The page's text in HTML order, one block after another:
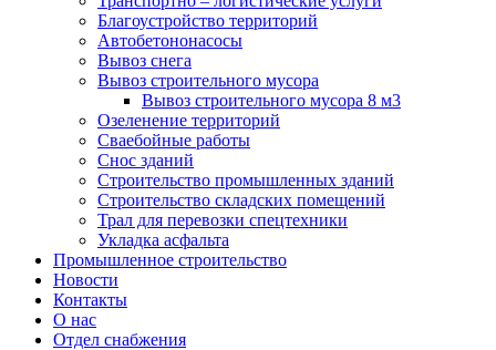
Благоустройство территорий
Автобетононасосы
Вывоз снега
Вывоз строительного мусора
Вывоз строительного мусора 8 м3
Озеленение территорий
Сваебойные работы
Снос зданий
Строительство промышленных зданий
Строительство складских помещений
Трал для перевозки спецтехники
Укладка асфальта
Промышленное строительство
Новости
Контакты
О нас
Отдел снабжения